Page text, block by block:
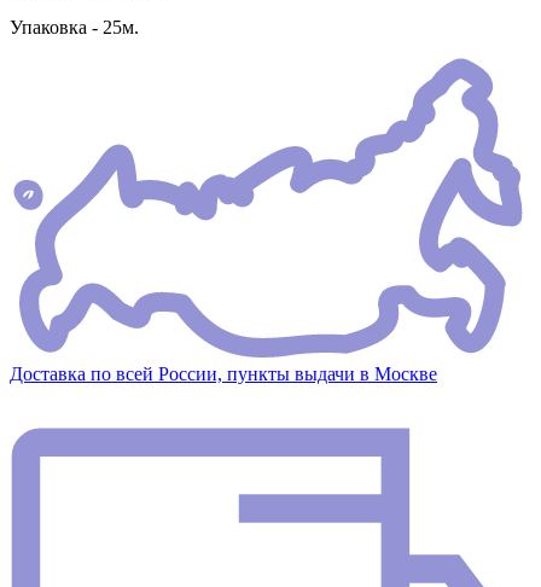
Упаковка - 25м.
Доставка по всей России, пункты выдачи в Москве